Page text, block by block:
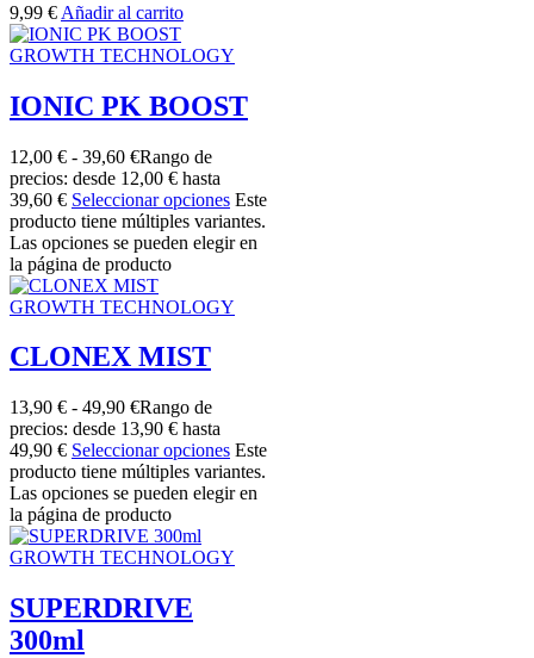
9,99 € Añadir al carrito
GROWTH TECHNOLOGY
IONIC PK BOOST
12,00 € - 39,60 €Rango de
precios: desde 12,00 € hasta
39,60 € Seleccionar opciones Este
producto tiene múltiples variantes.
Las opciones se pueden elegir en
la página de producto
GROWTH TECHNOLOGY
CLONEX MIST
13,90 € - 49,90 €Rango de
precios: desde 13,90 € hasta
49,90 € Seleccionar opciones Este
producto tiene múltiples variantes.
Las opciones se pueden elegir en
la página de producto
GROWTH TECHNOLOGY
SUPERDRIVE
300ml